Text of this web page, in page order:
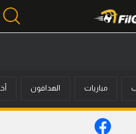
مباريات الهدافون